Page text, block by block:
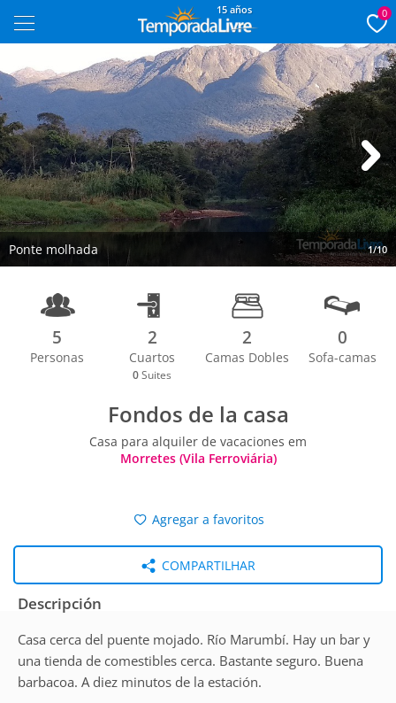
15 años 0
Ponte molhada 1/10
Next
5
Personas
2
Cuartos
0 Suites
2
Camas Dobles
0
Sofa-camas
Fondos de la casa
Casa para alquiler de vacaciones em
Morretes (Vila Ferroviária)
Agregar a favoritos
COMPARTILHAR
Descripción
Casa cerca del puente mojado. Río Marumbí. Hay un bar y
una tienda de comestibles cerca. Bastante seguro. Buena
barbacoa. A diez minutos de la estación.